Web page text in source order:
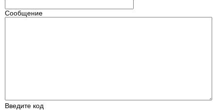
Сообщение
Введите код